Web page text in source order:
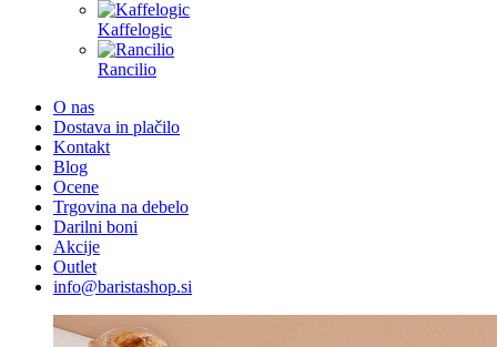
Kaffelogic
Rancilio
O nas
Dostava in plačilo
Kontakt
Blog
Ocene
Trgovina na debelo
Darilni boni
Akcije
Outlet
info@baristashop.si